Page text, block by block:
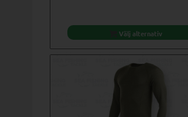
var:
är:
Välj alternativ